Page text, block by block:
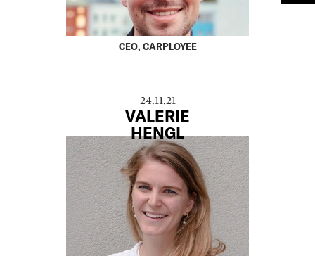
CEO, CARPLOYEE
24.11.21
VALERIE
HENGL